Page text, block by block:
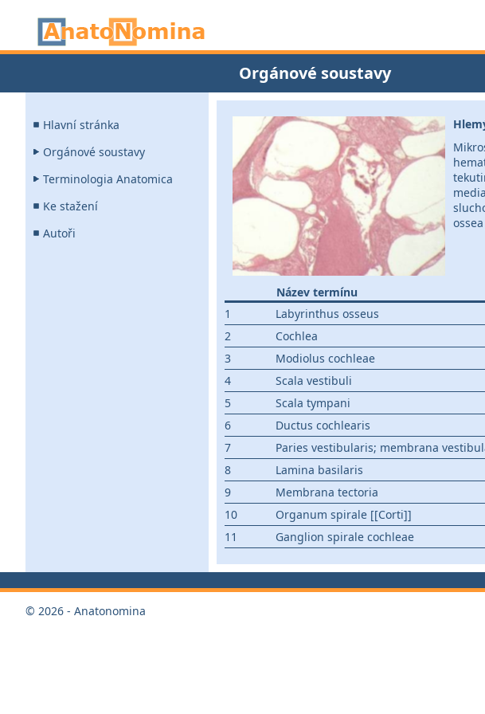
Orgánové soustavy
Hlavní stránka
Orgánové soustavy
Terminologia Anatomica
Ke stažení
Autoři
Název termínu
1
Labyrinthus osseus
2
Cochlea
3
Modiolus cochleae
4
Scala vestibuli
5
Scala tympani
6
Ductus cochlearis
7
Paries vestibularis; membrana
8
Lamina basilaris
9
Membrana tectoria
10
Organum spirale [[Corti]]
11
Ganglion spirale cochleae
© 2026 - Anatonomina